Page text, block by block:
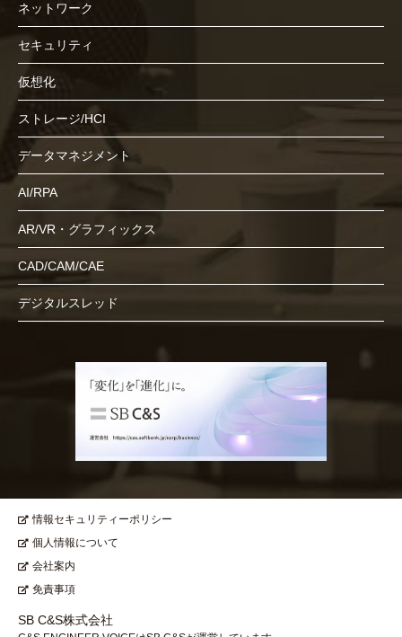
ネットワーク
セキュリティ
仮想化
ストレージ/HCI
データマネジメント
AI/RPA
AR/VR・グラフィックス
CAD/CAM/CAE
デジタルスレッド
情報セキュリティーポリシー
個人情報について
会社案内
免責事項
SB C&S株式会社